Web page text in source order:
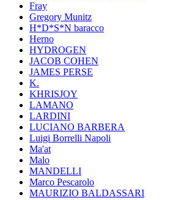
Fray
Gregory Munitz
H*D*S*N baracco
Herno
HYDROGEN
JACOB COHEN
JAMES PERSE
K.
KHRISJOY
LAMANO
LARDINI
LUCIANO BARBERA
Luigi Borrelli Napoli
Ma'at
Malo
MANDELLI
Marco Pescarolo
MAURIZIO BALDASSARI